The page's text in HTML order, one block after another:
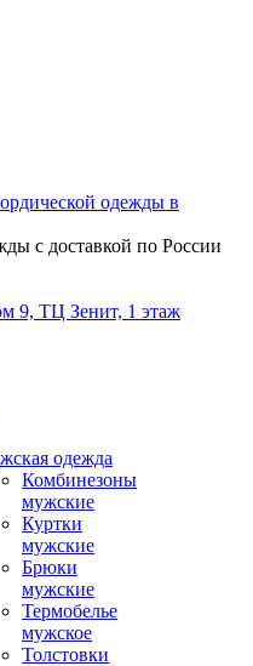
с доставкой по России
9, ТЦ Зенит, 1 этаж
одежда
Комбинезоны
мужские
Куртки
мужские
Брюки
мужские
Термобелье
мужское
Толстовки